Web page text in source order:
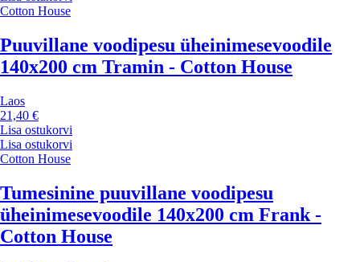
Cotton House
Puuvillane voodipesu üheinimesevoodile
140x200 cm Tramin - Cotton House
Laos
21,40 €
Lisa ostukorvi
Lisa ostukorvi
Cotton House
Tumesinine puuvillane voodipesu
üheinimesevoodile 140x200 cm Frank -
Cotton House